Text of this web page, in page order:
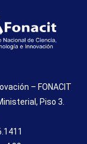
– FONACIT
Piso 3.